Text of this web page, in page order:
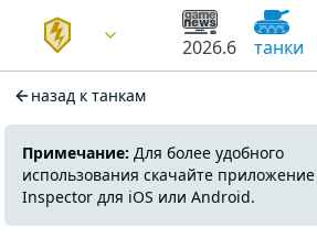
2026.6 танки
назад к танкам
Примечание: Для более удобного
использования скачайте
Inspector для iOS или Android.